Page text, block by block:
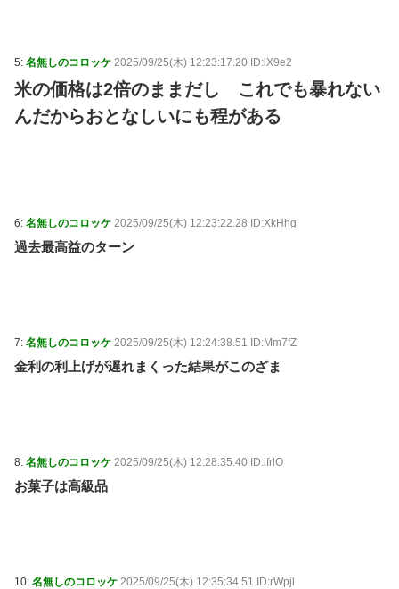
5: 名無しのコロッケ 2025/09/25(木) 12:23:17.20 ID:lX9e2
米の価格は2倍のままだし これでも暴れない
んだからおとなしいにも程がある
6: 名無しのコロッケ 2025/09/25(木) 12:23:22.28 ID:XkHhg
過去最高益のターン
7: 名無しのコロッケ 2025/09/25(木) 12:24:38.51 ID:Mm7fZ
金利の利上げが遅れまくった結果がこのざま
8: 名無しのコロッケ 2025/09/25(木) 12:28:35.40 ID:ifrlO
お菓子は高級品
10: 名無しのコロッケ 2025/09/25(木) 12:35:34.51 ID:rWpjl